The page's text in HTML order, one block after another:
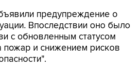
предупреждение о
Впоследствии оно было
с обновленным статусом
пожар и снижением рисков